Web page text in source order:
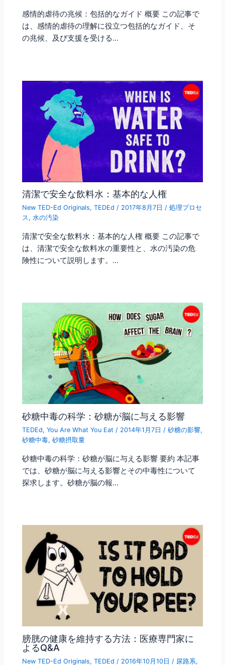
感情的虐待の兆候：包括的なガイド 概要 この記事で
は、感情的虐待の理解に役立つ包括的なガイド、そ
の兆候、及び支援を受ける…
清潔で安全な飲料水：基本的な人権
New TED-Ed Originals,TEDEd / 2017年8月7日/処理プロセ
ス,水の汚染
清潔で安全な飲料水：基本的な人権 概要 この記事で
は、清潔で安全な飲料水の重要性と、水の汚染の危
険性について説明します。…
砂糖中毒の科学：砂糖が脳に与える影響
TEDEd,You Are What You Eat / 2014年1月7日/砂糖の影響,
砂糖中毒,砂糖摂取量
砂糖中毒の科学：砂糖が脳に与える影響 要約 本記事
では、砂糖が脳に与える影響とその中毒性について
探求します。砂糖が脳の報…
膀胱の健康を維持する方法：医療専門家に
よるQ&A
New TED-Ed Originals,TEDEd / 2016年10月10日 / 尿路系,